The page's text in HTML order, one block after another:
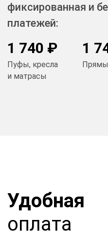
фиксированная и
платежей:
1 740 ₽
Пуфы, кресла
и матрасы
1
Удобная
оплата